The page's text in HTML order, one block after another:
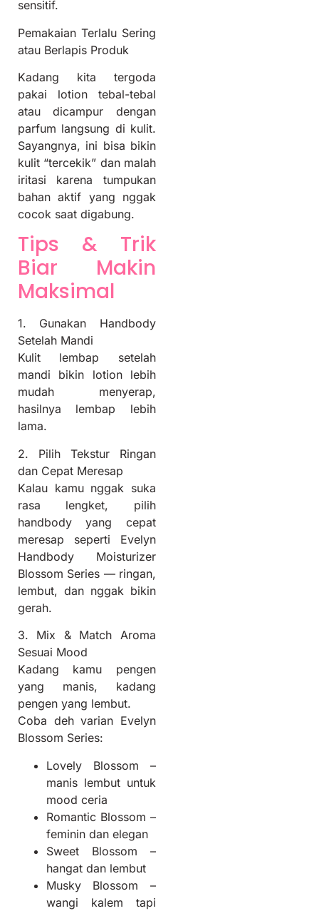
sensitif.
Pemakaian Terlalu Sering
atau Berlapis Produk
Kadang kita tergoda
pakai lotion tebal-tebal
atau dicampur dengan
parfum langsung di kulit.
Sayangnya, ini bisa bikin
kulit “tercekik” dan malah
iritasi karena tumpukan
bahan aktif yang nggak
cocok saat digabung.
Tips & Trik
Biar Makin
Maksimal
1. Gunakan Handbody
Setelah Mandi
Kulit lembap setelah
mandi bikin lotion lebih
mudah menyerap,
hasilnya lembap lebih
lama.
2. Pilih Tekstur Ringan
dan Cepat Meresap
Kalau kamu nggak suka
rasa lengket, pilih
handbody yang cepat
meresap seperti Evelyn
Handbody Moisturizer
Blossom Series — ringan,
lembut, dan nggak bikin
gerah.
3. Mix & Match Aroma
Sesuai Mood
Kadang kamu pengen
yang manis, kadang
pengen yang lembut.
Coba deh varian Evelyn
Blossom Series:
Lovely Blossom –
manis lembut untuk
mood ceria
Romantic Blossom –
feminin dan elegan
Sweet Blossom –
hangat dan lembut
Musky Blossom –
wangi kalem tapi